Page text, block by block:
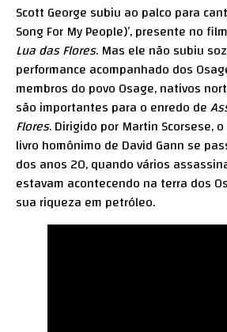
Scott George subiu ao palco para
Song For My People)’, presente no
Lua das Flores. Mas ele não subiu
performance acompanhado dos
membros do povo Osage, nativos
são importantes para o enredo de
Flores. Dirigido por Martin Scorsese,
livro homônimo de David Gann se
dos anos 20, quando vários
estavam acontecendo na terra dos
sua riqueza em petróleo.